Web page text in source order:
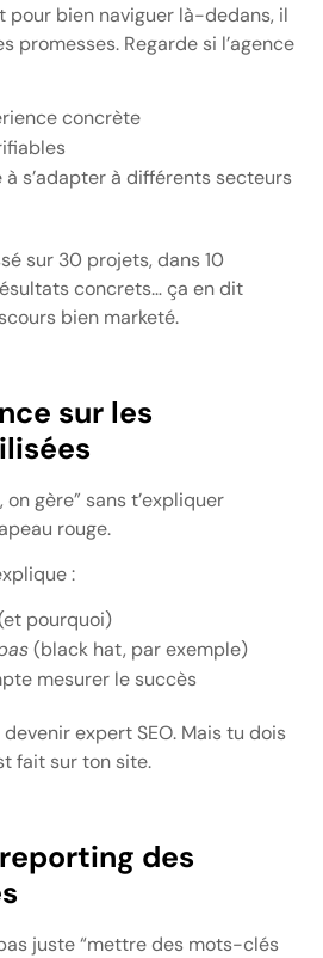
pour bien naviguer là-dedans, il
promesses. Regarde si l’agence
concrète
s’adapter à différents secteurs
sur 30 projets, dans 10
concrets… ça en dit
bien marketé.
sur les
gère” sans t’expliquer
rouge.
:
pourquoi)
(black hat, par exemple)
mesurer le succès
devenir expert SEO. Mais tu dois
fait sur ton site.
des
pas juste “mettre des mots-clés